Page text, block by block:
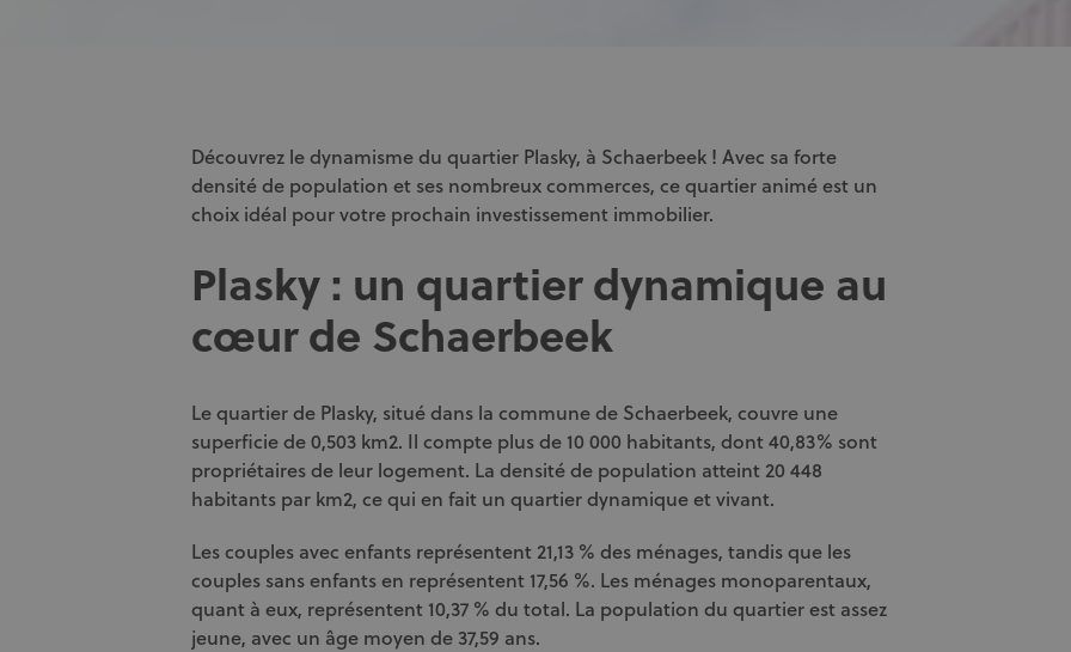
Découvrez le dynamisme du quartier Plasky, à Schaerbeek ! Avec sa forte
densité de population et ses nombreux commerces, ce quartier animé est un
choix idéal pour votre prochain investissement immobilier.
Plasky : un quartier dynamique au
cœur de Schaerbeek
Le quartier de Plasky, situé dans la commune de Schaerbeek, couvre une
superficie de 0,503 km2. Il compte plus de 10 000 habitants, dont 40,83% sont
propriétaires de leur logement. La densité de population atteint 20 448
habitants par km2, ce qui en fait un quartier dynamique et vivant.
Les couples avec enfants représentent 21,13 % des ménages, tandis que les
couples sans enfants en représentent 17,56 %. Les ménages monoparentaux,
quant à eux, représentent 10,37 % du total. La population du quartier est assez
jeune, avec un âge moyen de 37,59 ans.